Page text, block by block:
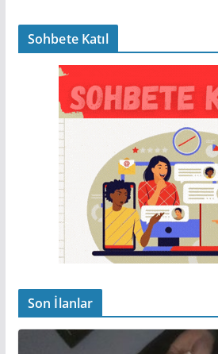
Sohbete Katıl
Son İlanlar